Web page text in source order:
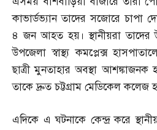
কাভার্ডভ্যান তাদের সজোরে চাপা
৪ জন আহত হয়। স্থানীয়রা তাদের
উপজেলা স্বাস্থ্য কমপ্লেক্স
ছাত্রী মুনতাহার অবস্থা
তাকে দ্রুত চট্টগ্রাম মেডিকেল কলেজ
এদিকে এ ঘটনাকে কেন্দ্র করে